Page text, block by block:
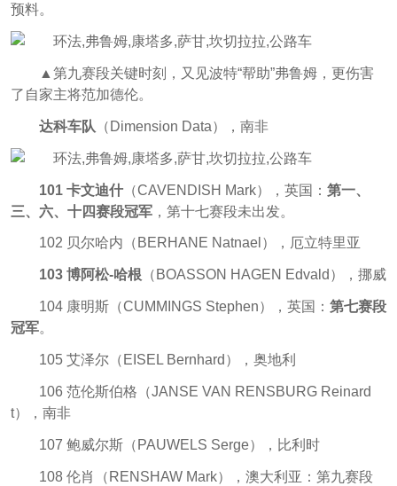
预料。
▲第九赛段关键时刻，又见波特“帮助”弗鲁姆，更伤害
了自家主将范加德伦。
达科车队 （Dimension Data），南非
101 卡文迪什（CAVENDISH Mark），英国： 第一、
三、六、十四赛段冠军，第十七赛段未出发。
102 贝尔哈内（BERHANE Natnael），厄立特里亚
103 博阿松-哈根（BOASSON HAGEN Edvald），挪威
104 康明斯（CUMMINGS Stephen），英国： 第七赛段
冠军。
105 艾泽尔（EISEL Bernhard），奥地利
106 范伦斯伯格（JANSE VAN RENSBURG Reinard
t），南非
107 鲍威尔斯（PAUWELS Serge），比利时
108 伦肖（RENSHAW Mark），澳大利亚：第九赛段